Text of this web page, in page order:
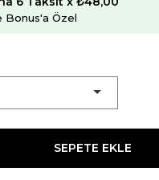
Bonus'a Özel
SEPETE EKLE